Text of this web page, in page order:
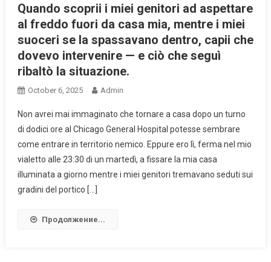
Quando scoprii i miei genitori ad aspettare
al freddo fuori da casa mia, mentre i miei
suoceri se la spassavano dentro, capii che
dovevo intervenire — e ciò che seguì
ribaltò la situazione.
October 6, 2025 Admin
Non avrei mai immaginato che tornare a casa dopo un turno
di dodici ore al Chicago General Hospital potesse sembrare
come entrare in territorio nemico. Eppure ero lì, ferma nel mio
vialetto alle 23:30 di un martedì, a fissare la mia casa
illuminata a giorno mentre i miei genitori tremavano seduti sui
gradini del portico […]
Продолжение...